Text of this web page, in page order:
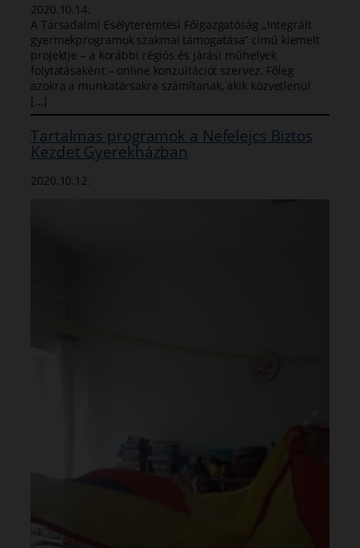
2020.10.14.
A Társadalmi Esélyteremtési Főigazgatóság „Integrált
gyermekprogramok szakmai támogatása” című kiemelt
projektje – a korábbi régiós és járási műhelyek
folytatásaként – online konzultációt szervez. Főleg
azokra a munkatársakra számítanak, akik közvetlenül
[…]
Tartalmas programok a Nefelejcs Biztos
Kezdet Gyerekházban
2020.10.12.